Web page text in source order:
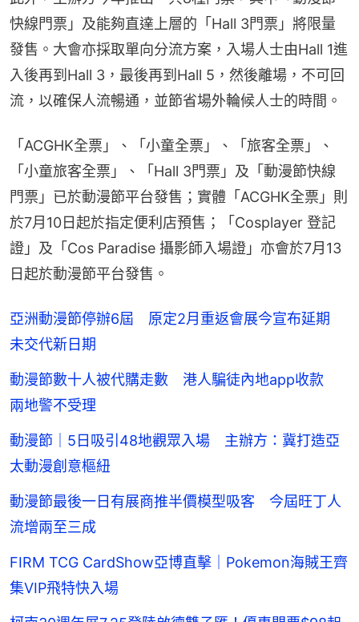
快線門票」及能夠直達上層的「Hall 3門票」將限量
發售。大會亦採取單向分流方案，入場人士由Hall 1進
入後再到Hall 3，最後再到Hall 5，然後離場，不可回
流，以確保人流暢通，並節省場外輪候人士的時間。
「ACGHK全票」、「小童全票」、「旅客全票」、
「小童旅客全票」、「Hall 3門票」及「動漫節快線
門票」已於動漫節平台發售；實體「ACGHK全票」則
於7月10日起於指定便利店預售；「Cosplayer 登記
證」及「Cos Paradise 攝影師入場證」亦會於7月13
日起於動漫節平台發售。
亞洲動漫節停辦6屆 原定2月重返會展今宣布延期
未交代新日期
動漫節數十人被代購走數 港人騙徒內地app收款
兩地警不受理
動漫節｜5日吸引48地觀眾入場 主辦方：冀打造亞
太動漫創意樞紐
動漫節最後一日有展商推半價模型吸客 今屆旺丁人
流增兩至三成
FIRM TCG CardShow亞博直擊｜Pokemon海賊王齊
集VIP飛特快入場